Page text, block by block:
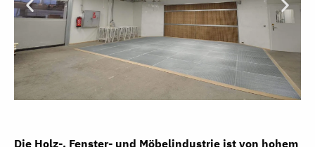
Die Holz-, Fenster- und Möbelindustrie ist von hohem